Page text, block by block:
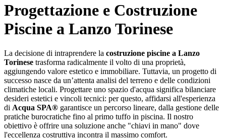
Progettazione e Costruzione
Piscine a Lanzo Torinese
La decisione di intraprendere la costruzione piscine a Lanzo
Torinese trasforma radicalmente il volto di una proprietà,
aggiungendo valore estetico e immobiliare. Tuttavia, un progetto di
successo nasce da un’attenta analisi del terreno e delle condizioni
climatiche locali. Progettare uno spazio d'acqua significa bilanciare
desideri estetici e vincoli tecnici: per questo, affidarsi all'esperienza
di Acqua SPA® garantisce un percorso lineare, dalla gestione delle
pratiche burocratiche fino al primo tuffo in piscina. Il nostro
obiettivo è offrire una soluzione anche "chiavi in mano" dove
l'eccellenza costruttiva incontra il massimo comfort.